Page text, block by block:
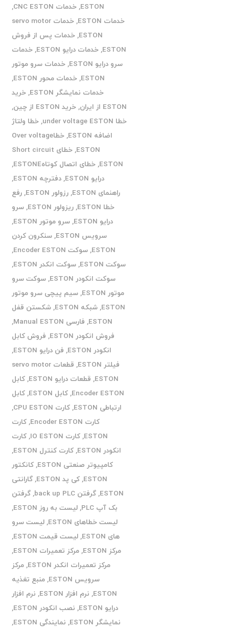
ESTON
,خدمات CNC ESTON
,
خدمات ESTON
,
خدمات servo motor
ESTON
,خدمات پس از فروش
ESTON
,خدمات درایو ESTON ,خدمات
سرو درایو ESTON
,خدمات سرو موتور
ESTON
,خدمات محور ESTON
,
خدمات نمایشگر ESTON
,خرید
ESTON از ایران
,خرید ESTON از چین
,
خطا under voltage ESTON
,خطا ولتاژ
اضافه ESTON
,
خطاOver voltage
ESTON
,
خطای Short circuit
ESTON
,خطای اتصال کوتاهESTONE
,
درایو ESTON
,دفترچه ESTON
,
راهنمای ESTON
,رزولور ESTON ,رفع
خطا ESTON
,ریزولور ESTON ,سرو
درایو ESTON
,سرو موتور ESTON
,
سرویس ESTON
,سنکرون کردن
ESTON
,سوکت Encoder ESTON
,
سوکت ESTON
,سوکت انکدر ESTON
,
سوکت انکودر ESTON
,سوکت سرو
موتور ESTON
,سیم پیچی سرو موتور
ESTON
,شبکه ESTON ,شکستن قفل
ESTON
, فارسی Manual ESTON
,
فروش انکودر ESTON
, فروش کابل
انکودر ESTON
, فن درایو ESTON
,
فیلتر ESTON
,
قطعات servo motor
ESTON
, قطعات درایو ESTON ,کابل
Encoder ESTON
,کابل ESTON ,کابل
ارتباطی ESTON
,کارت CPU ESTON
,
کارت Encoder ESTON
,کارت
ESTON
,کارت IO ESTON ,کارت
انکودر ESTON
,کارت کنترل ESTON
,
کامپیوتر صنعتی ESTON
,کانکتور
ESTON
,کی پد ESTON ,گارانتی
ESTON
,گرفتن back up PLC ,گرفتن
بک آپ PLC
,لیست به روز ESTON
,
لیست خطاهای ESTON
,لیست سرو
های ESTON
,لیست قیمت ESTON
,
مرکز ESTON
,مرکز تعمیرات ESTON
,
مرکز تعمیرات انکدر ESTON
,مرکز
سرویس ESTON
,منبع تغذیه
ESTON
, نرم افزار ESTON , نرم افزار
درایو ESTON
, نصب انکودر ESTON
,
نمایشگر ESTON
, نمایندگی ESTON
,